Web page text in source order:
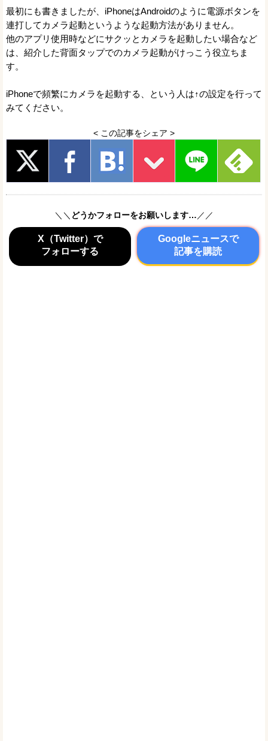
最初にも書きましたが、iPhoneはAndroidのように電源ボタンを
連打してカメラ起動というような起動方法がありません。
他のアプリ使用時などにサクッとカメラを起動したい場合など
は、紹介した背面タップでのカメラ起動がけっこう役立ちま
す。
iPhoneで頻繁にカメラを起動する、という人は↑の設定を行って
みてください。
< この記事をシェア >
＼＼ どうかフォローをお願いします… ／／
X（Twitter）で
フォローする
Googleニュースで
記事を購読